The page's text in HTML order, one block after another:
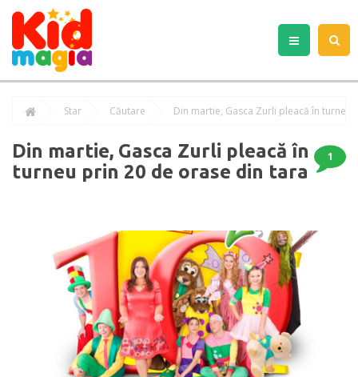
Star Căutare Din martie, Gasca Zurli pleacă în
Din martie, Gasca Zurli pleacă în
turneu prin 20 de orase din tara
1